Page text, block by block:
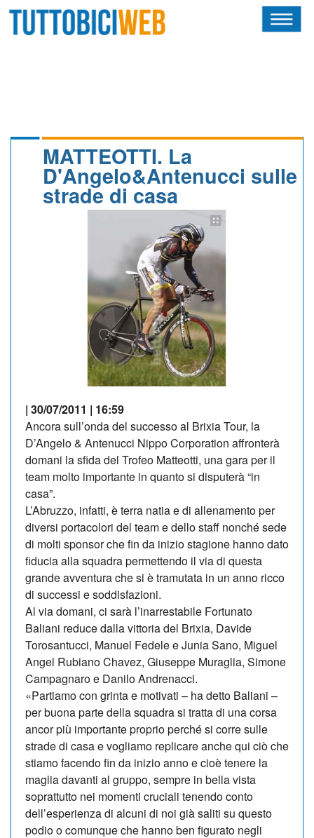
CALENDARIO
MATTEOTTI. La
D'Angelo&Antenucci sulle
strade di casa
| 30/07/2011 | 16:59
Ancora sull’onda del successo al Brixia Tour, la
D’Angelo & Antenucci Nippo Corporation affronterà
domani la sfida del Trofeo Matteotti, una gara per il
team molto importante in quanto si disputerà “in
casa”.
L’Abruzzo, infatti, è terra natia e di allenamento per
diversi portacolori del team e dello staff nonché sede
di molti sponsor che fin da inizio stagione hanno dato
fiducia alla squadra permettendo il via di questa
grande avventura che si è tramutata in un anno ricco
di successi e soddisfazioni.
Al via domani, ci sarà l’inarrestabile Fortunato
Baliani reduce dalla vittoria del Brixia, Davide
Torosantucci, Manuel Fedele e Junia Sano, Miguel
Angel Rubiano Chavez, Giuseppe Muraglia, Simone
Campagnaro e Danilo Andrenacci.
«Partiamo con grinta e motivati – ha detto Baliani –
per buona parte della squadra si tratta di una corsa
ancor più importante proprio perché si corre sulle
strade di casa e vogliamo replicare anche qui ciò che
stiamo facendo fin da inizio anno e cioè tenere la
maglia davanti al gruppo, sempre in bella vista
soprattutto nei momenti cruciali tenendo conto
dell’esperienza di alcuni di noi già saliti su questo
podio o comunque che hanno ben figurato negli